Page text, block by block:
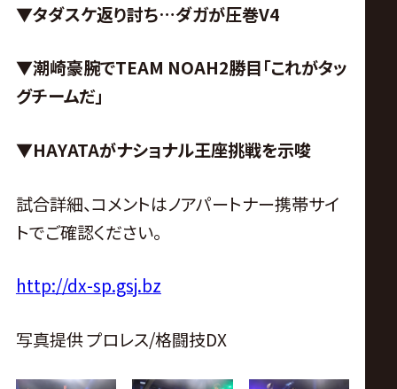
▼タダスケ返り討ち…ダガが圧巻V4
▼潮崎豪腕でTEAM NOAH2勝目「これがタッ
グチームだ」
▼HAYATAがナショナル王座挑戦を示唆
試合詳細、コメントはノアパートナー携帯サイ
トでご確認ください。
http://dx-sp.gsj.bz
写真提供 プロレス/格闘技DX